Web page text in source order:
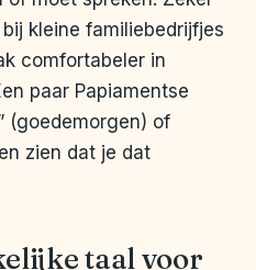
kleine familiebedrijfjes
comfortabeler in
paar Papiamentse
(goedemorgen) of
zien dat je dat
taal voor